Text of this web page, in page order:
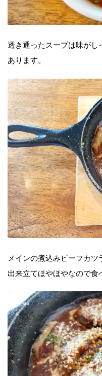
透き通ったスープは味が
あります。
メインの煮込みビーフカツ
出来立てほやほやなので食